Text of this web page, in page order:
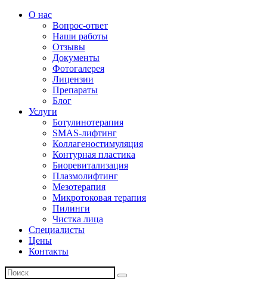
О нас
Вопрос-ответ
Наши работы
Отзывы
Документы
Фотогалерея
Лицензии
Препараты
Блог
Услуги
Ботулинотерапия
SMAS-лифтинг
Коллагеностимуляция
Контурная пластика
Биоревитализация
Плазмолифтинг
Мезотерапия
Микротоковая терапия
Пилинги
Чистка лица
Специалисты
Цены
Контакты